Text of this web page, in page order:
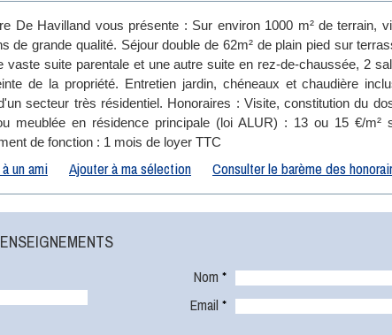
De Havilland vous présente : Sur environ 1000 m² de terrain,
de grande qualité. Séjour double de 62m² de plain pied sur
vaste suite parentale et une autre suite en rez-de-chaussée, 2
de la propriété. Entretien jardin, chéneaux et chaudière
secteur très résidentiel. Honoraires : Visite, constitution du
meublée en résidence principale (loi ALUR) : 13 ou 15 €/m²
de fonction : 1 mois de loyer TTC
un ami Ajouter à ma sélection Consulter le barème des
Nom *
Email *